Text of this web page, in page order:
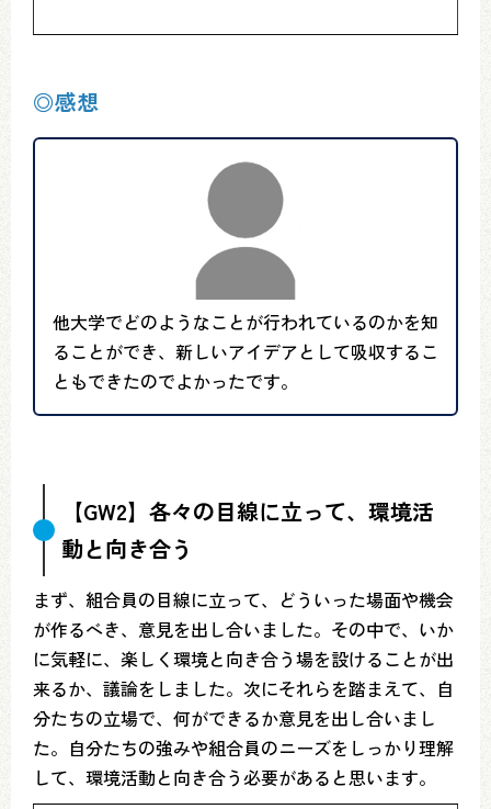
◎感想
他大学でどのようなことが行われているのかを知
ることができ、新しいアイデアとして吸収するこ
ともできたのでよかったです。
【GW2】各々の目線に立って、環境活
動と向き合う
まず、組合員の目線に立って、どういった場面や機会
が作るべき、意見を出し合いました。その中で、いか
に気軽に、楽しく環境と向き合う場を設けることが出
来るか、議論をしました。次にそれらを踏まえて、自
分たちの立場で、何ができるか意見を出し合いまし
た。自分たちの強みや組合員のニーズをしっかり理解
して、環境活動と向き合う必要があると思います。